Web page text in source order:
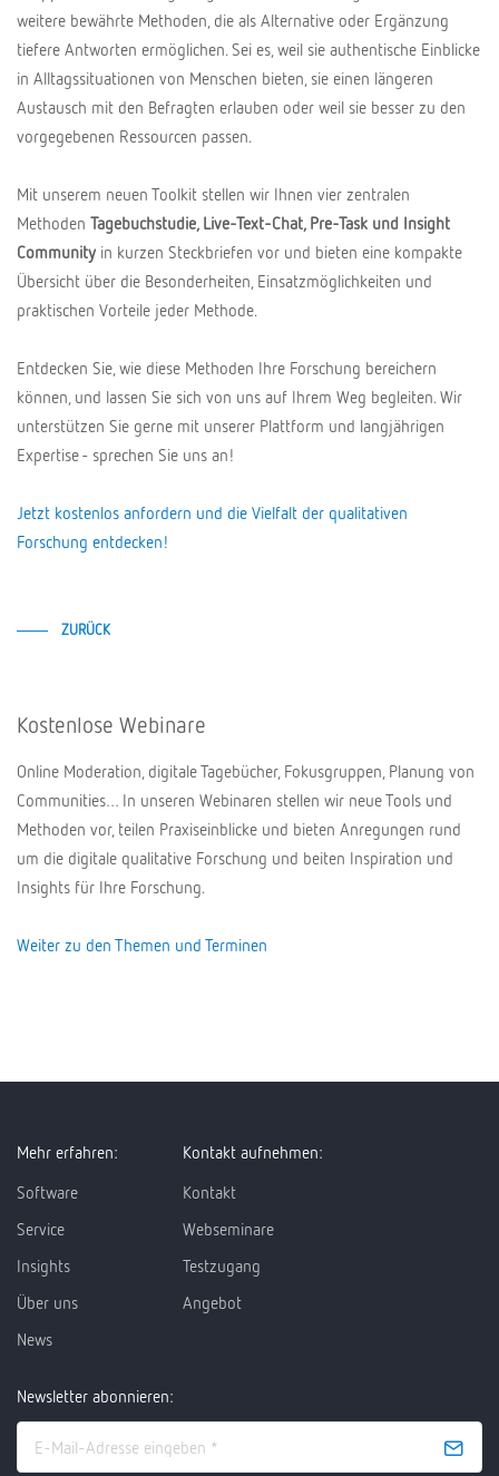
weitere bewährte Methoden, die als Alternative oder Ergänzung
tiefere Antworten ermöglichen. Sei es, weil sie authentische Einblicke
in Alltagssituationen von Menschen bieten, sie einen längeren
Austausch mit den Befragten erlauben oder weil sie besser zu den
vorgegebenen Ressourcen passen.
Mit unserem neuen Toolkit stellen wir Ihnen vier zentralen
Methoden Tagebuchstudie, Live-Text-Chat, Pre-Task und Insight
Community in kurzen Steckbriefen vor und bieten eine kompakte
Übersicht über die Besonderheiten, Einsatzmöglichkeiten und
praktischen Vorteile jeder Methode.
Entdecken Sie, wie diese Methoden Ihre Forschung bereichern
können, und lassen Sie sich von uns auf Ihrem Weg begleiten. Wir
unterstützen Sie gerne mit unserer Plattform und langjährigen
Expertise - sprechen Sie uns an!
Jetzt kostenlos anfordern und die Vielfalt der qualitativen
Forschung entdecken!
ZURÜCK
Kostenlose Webinare
Online Moderation, digitale Tagebücher, Fokusgruppen, Planung von
Communities… In unseren Webinaren stellen wir neue Tools und
Methoden vor, teilen Praxiseinblicke und bieten Anregungen rund
um die digitale qualitative Forschung und beiten Inspiration und
Insights für Ihre Forschung.
Weiter zu den Themen und Terminen
Mehr erfahren:
Software
Service
Insights
Über uns
News
Kontakt aufnehmen:
Kontakt
Webseminare
Testzugang
Angebot
Newsletter abonnieren: